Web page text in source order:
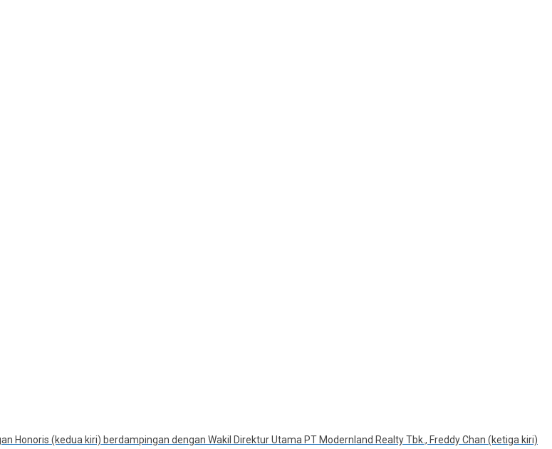
Honoris (kedua kiri) berdampingan dengan Wakil Direktur Utama PT Modernland Realty Tbk., Freddy Chan (ketiga kiri)